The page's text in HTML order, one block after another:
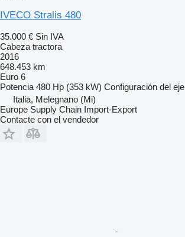
IVECO Stralis 480
35.000 € Sin IVA
Cabeza tractora
2016
648.453 km
Euro 6
Potencia 480 Hp (353 kW) Configuración del eje
Italia, Melegnano (Mi)
Europe Supply Chain Import-Export
Contacte con el vendedor